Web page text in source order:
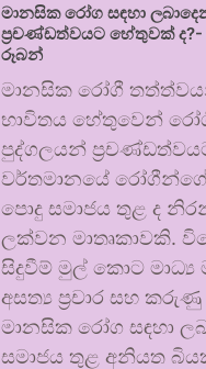
මානසික රෝග සඳහා
ප්‍රචණ්ඩත්වයට හේතුවක්
රූබන්
මානසික රෝගී
භාවිතය හේතුවෙන්
පුද්ගලයන්
වර්තමානයේ
පොදු සමාජය තුළ ද
ලක්වන මාතෘකාවකි.
සිදුවීම් මුල් කොට
අසත්‍ය ප්‍රචාර සහ
මානසික රෝග සඳහා
සමාජය තුළ අනියත